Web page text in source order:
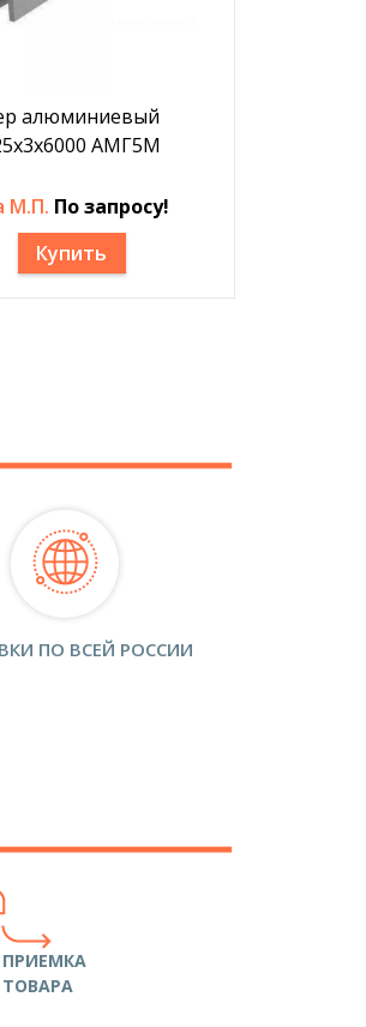
алюминиевый
АМГ5М
М.П. По запросу!
Купить
ПО ВСЕЙ РОССИИ
ПРИЕМКА
ТОВАРА